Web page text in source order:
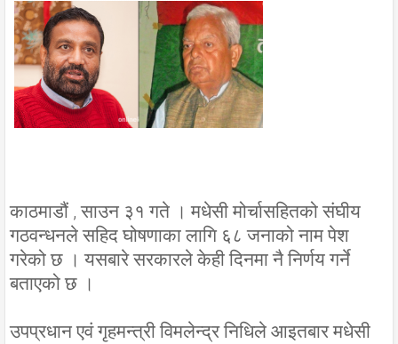
काठमाडौं , साउन ३१ गते । मधेसी मोर्चासहितको संघीय
गठवन्धनले सहिद घोषणाका लागि ६८ जनाको नाम पेश
गरेको छ । यसबारे सरकारले केही दिनमा नै निर्णय गर्ने
बताएको छ ।
उपप्रधान एवं गृहमन्त्री विमलेन्द्र निधिले आइतबार मधेसी